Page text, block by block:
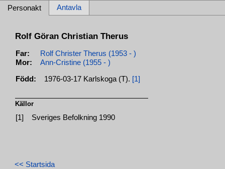
Personakt Antavla
Rolf Göran Christian Therus
Far:
Rolf Christer Therus (1953 - )
Mor:
Ann-Cristine (1955 - )
Född: 1976-03-17 Karlskoga (T). [1]
Källor
[1] Sveriges Befolkning 1990
<< Startsida